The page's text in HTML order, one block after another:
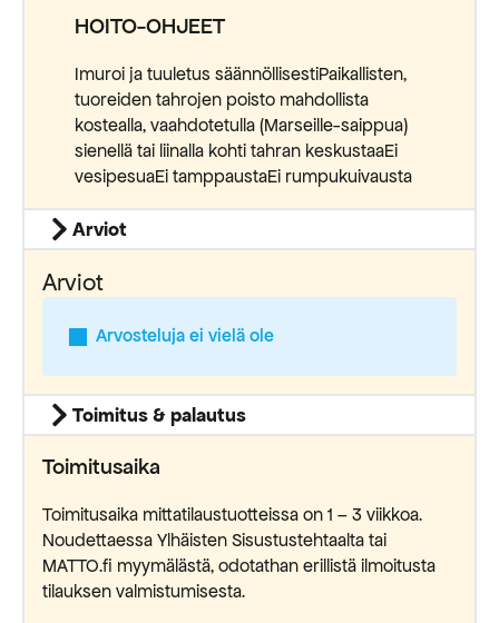
HOITO-OHJEET
Imuroi ja tuuletus säännöllisestiPaikallisten,
tuoreiden tahrojen poisto mahdollista
kostealla, vaahdotetulla (Marseille-saippua)
sienellä tai liinalla kohti tahran keskustaaEi
vesipesuaEi tamppaustaEi rumpukuivausta
Arviot
Arviot
Arvosteluja ei vielä ole
Toimitus & palautus
Toimitusaika
Toimitusaika mittatilaustuotteissa on 1 – 3 viikkoa.
Noudettaessa Ylhäisten Sisustustehtaalta tai
MATTO.fi myymälästä, odotathan erillistä ilmoitusta
tilauksen valmistumisesta.